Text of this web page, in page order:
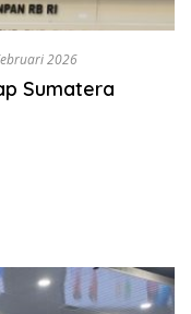
2026
Sumatera